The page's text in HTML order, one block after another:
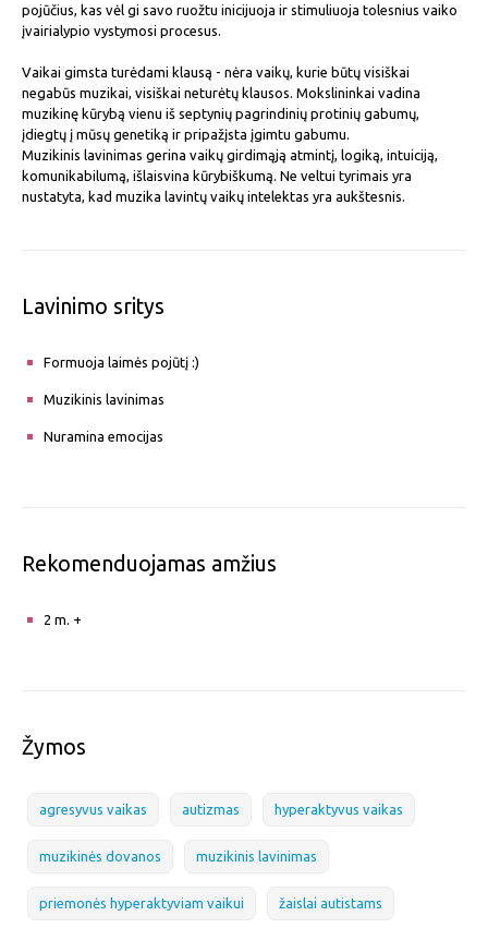
pojūčius, kas vėl gi savo ruožtu inicijuoja ir stimuliuoja tolesnius vaiko
įvairialypio vystymosi procesus.
Vaikai gimsta turėdami klausą - nėra vaikų, kurie būtų visiškai
negabūs muzikai, visiškai neturėtų klausos. Mokslininkai vadina
muzikinę kūrybą vienu iš septynių pagrindinių protinių gabumų,
įdiegtų į mūsų genetiką ir pripažįsta įgimtu gabumu.
Muzikinis lavinimas gerina vaikų girdimąją atmintį, logiką, intuiciją,
komunikabilumą, išlaisvina kūrybiškumą. Ne veltui tyrimais yra
nustatyta, kad muzika lavintų vaikų intelektas yra aukštesnis.
Lavinimo sritys
Formuoja laimės pojūtį :)
Muzikinis lavinimas
Nuramina emocijas
Rekomenduojamas amžius
2 m. +
Žymos
agresyvus vaikas autizmas hyperaktyvus vaikas
muzikinės dovanos muzikinis lavinimas
priemonės hyperaktyviam vaikui žaislai autistams